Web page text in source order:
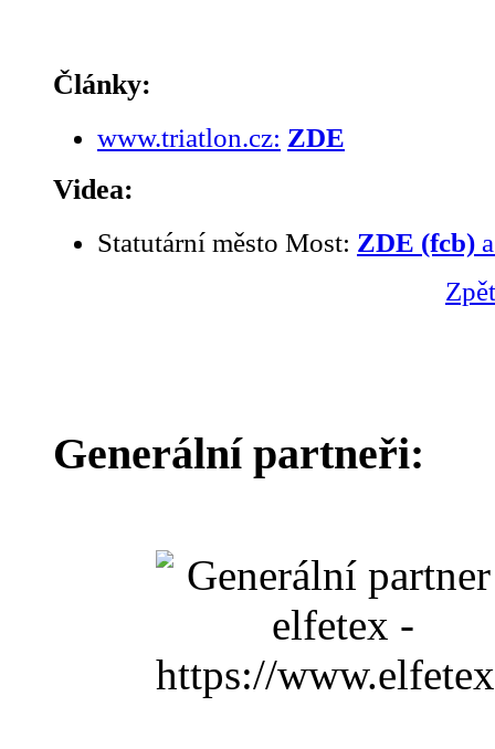
Články:
www.triatlon.cz: ZDE
Videa:
Statutární město Most: ZDE (fcb)
Generální partneři: